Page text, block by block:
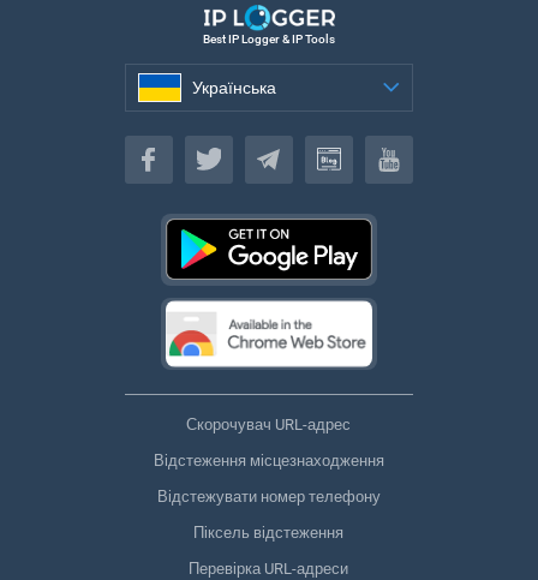
Best IP Logger & IP Tools
Українська
Українська
Скорочувач URL-адрес
Відстеження місцезнаходження
Відстежувати номер телефону
Піксель відстеження
Перевірка URL-адреси